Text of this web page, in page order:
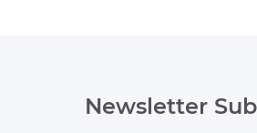
Newsletter